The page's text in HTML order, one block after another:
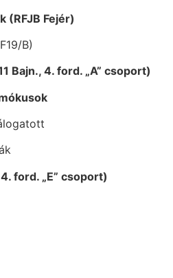
(RFJB Fejér)
B)
Bajn., 4. ford. „A” csoport)
ford. „E” csoport)